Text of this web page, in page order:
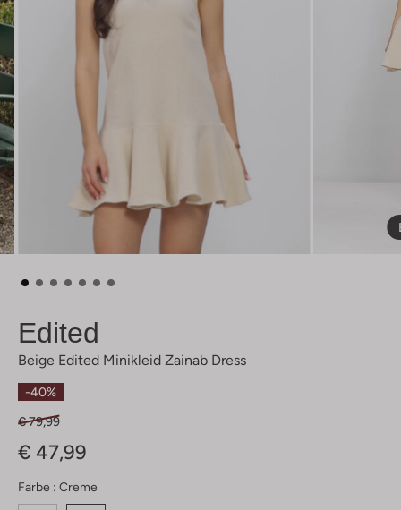
Edited
Beige Edited Minikleid Zainab Dress
-40%
€ 79,99
€ 47,99
Farbe : Creme